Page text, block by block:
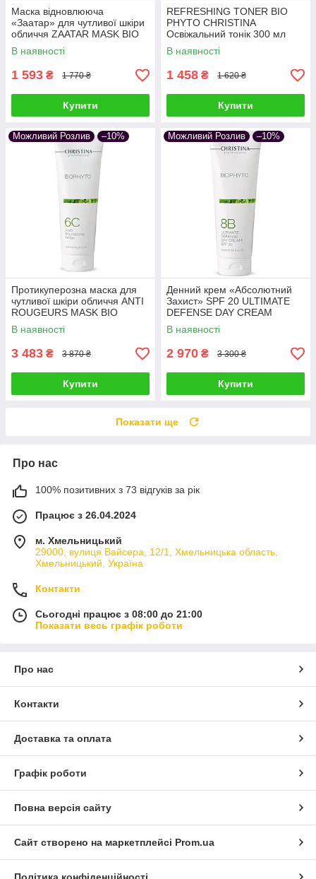
Маска відновлююча
«Заатар» для чутливої шкіри
обличчя ZAATAR MASK BIO
PHYTO CHRISTINA 75 мл
В наявності
1 593 ₴ 1 770 ₴
Купити
REFRESHING TONER BIO
PHYTO CHRISTINA
Освіжальний тонік 300 мл
В наявності
1 458 ₴ 1 620 ₴
Купити
Можливий Розлив –10%
Протикуперозна маска для
чутливої ​​шкіри обличчя ANTI
ROUGEURS MASK BIO
PHYTO CHRISTINA (крок 6с)
250 мл
В наявності
3 483 ₴ 3 870 ₴
Купити
Можливий Розлив –10%
Денний крем «Абсолютний
Захист» SPF 20 ULTIMATE
DEFENSE DAY CREAM
SPF20 BIO PHYTO
CHRISTINA (крок 8B) 250 мл
В наявності
2 970 ₴ 3 300 ₴
Купити
Показати ще
Про нас
100% позитивних з 73 відгуків за рік
Працює з 26.04.2024
м. Хмельницький
29000, вулиця Вайсера, 12/1, Хмельницька область,
Хмельницький, Україна
Контакти
Сьогодні працює з 08:00 до 21:00
Показати весь графік роботи
Про нас
Контакти
Доставка та оплата
Графік роботи
Повна версія сайту
Сайт створено на маркетплейсі Prom.ua